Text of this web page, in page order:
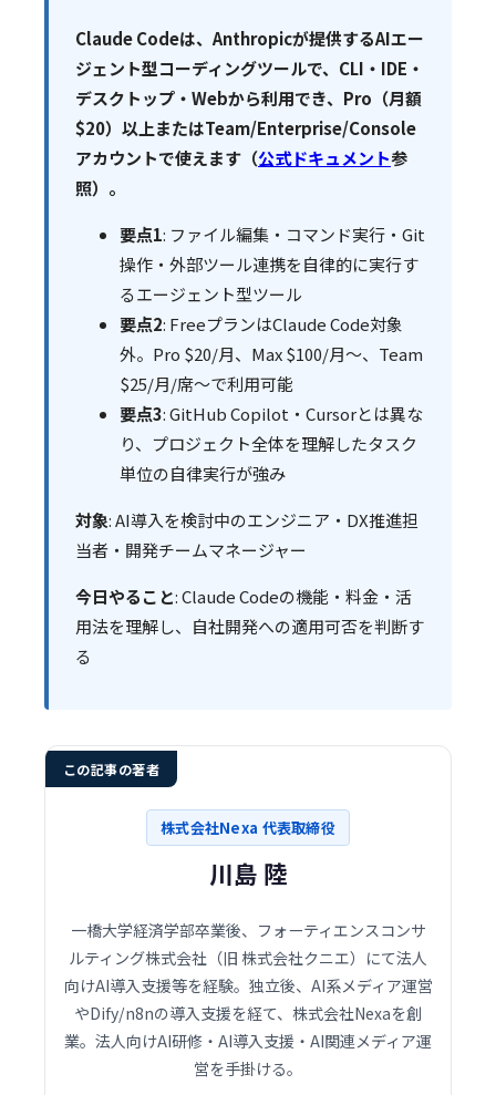
Claude Codeは、Anthropicが提供するAIエー
ジェント型コーディングツールで、CLI・IDE・
デスクトップ・Webから利用でき、Pro（月額
$20）以上またはTeam/Enterprise/Console
アカウントで使えます（公式ドキュメント参
照）。
要点1: ファイル編集・コマンド実行・Git
操作・外部ツール連携を自律的に実行す
るエージェント型ツール
要点2: FreeプランはClaude Code対象
外。Pro $20/月、Max $100/月〜、Team
$25/月/席〜で利用可能
要点3: GitHub Copilot・Cursorとは異な
り、プロジェクト全体を理解したタスク
単位の自律実行が強み
対象: AI導入を検討中のエンジニア・DX推進担
当者・開発チームマネージャー
今日やること: Claude Codeの機能・料金・活
用法を理解し、自社開発への適用可否を判断す
る
この記事の著者
株式会社Nexa 代表取締役
川島 陸
一橋大学経済学部卒業後、フォーティエンスコンサ
ルティング株式会社（旧 株式会社クニエ）にて法人
向けAI導入支援等を経験。独立後、AI系メディア運営
やDify/n8nの導入支援を経て、株式会社Nexaを創
業。法人向けAI研修・AI導入支援・AI関連メディア運
営を手掛ける。